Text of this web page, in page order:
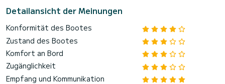
Detailansicht der Meinungen
Konformität des Bootes
Zustand des Bootes
Komfort an Bord
Zugänglichkeit
Empfang und Kommunikation